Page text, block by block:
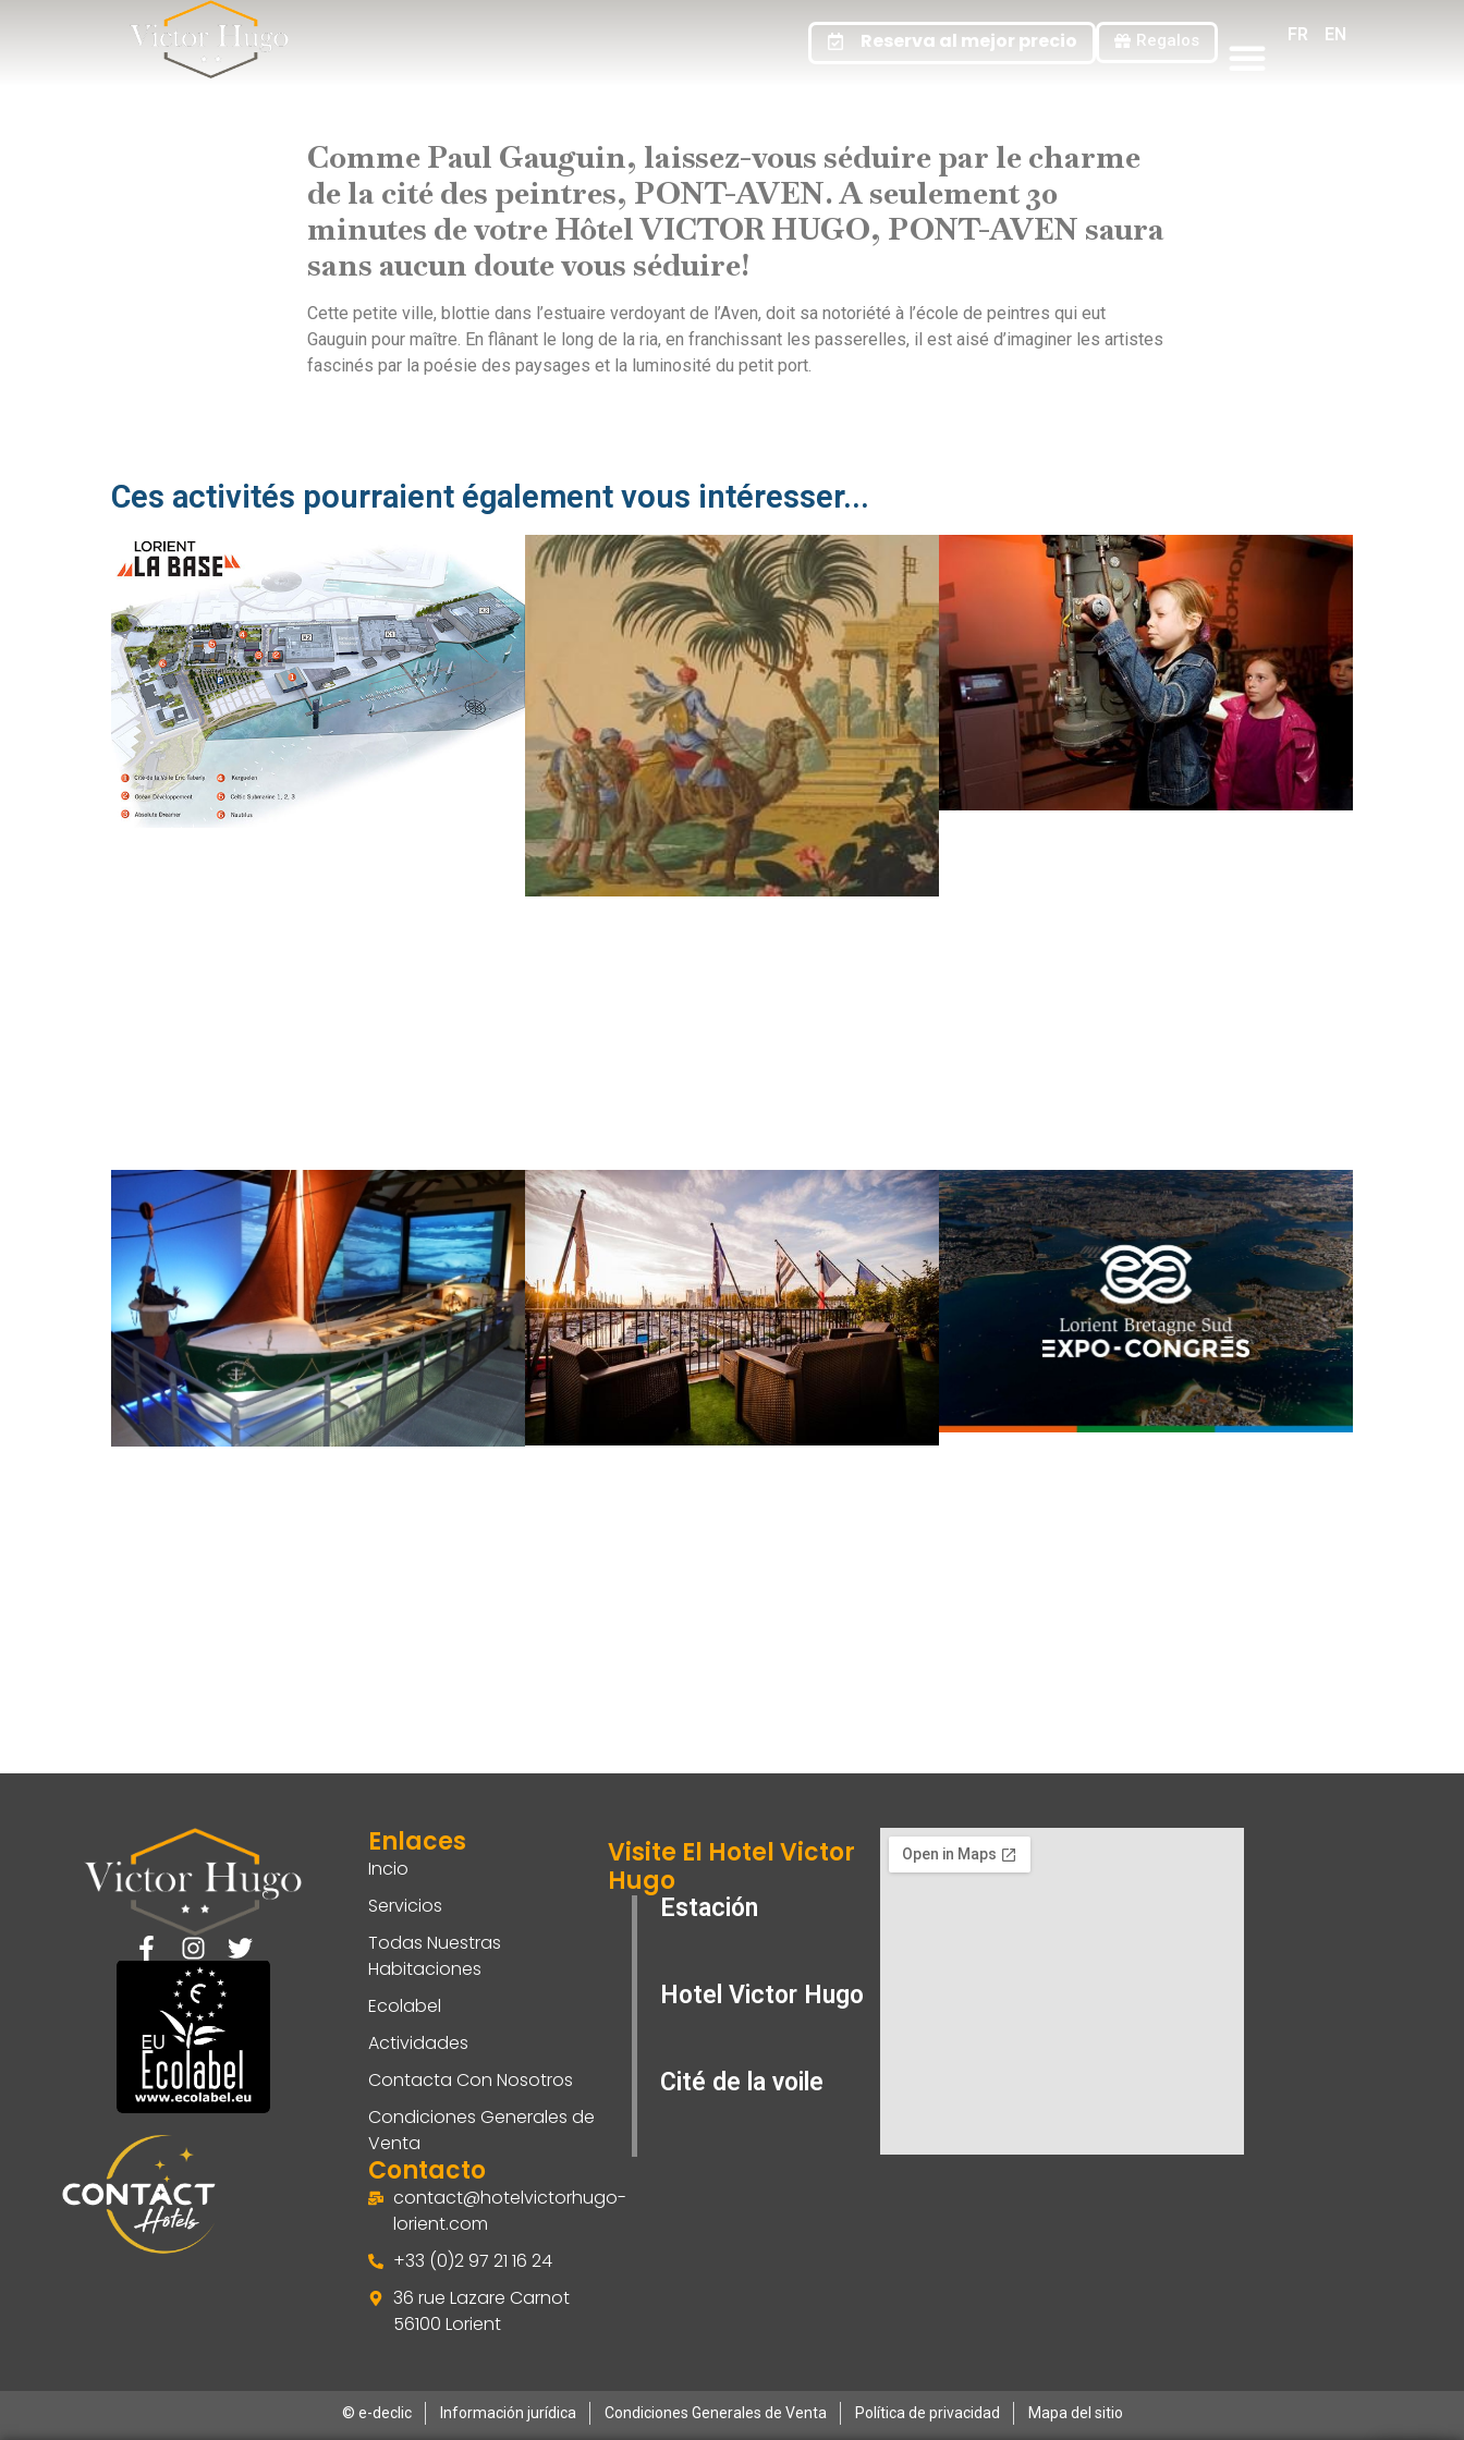
Reserva al mejor precio Regalos FR EN
Comme Paul Gauguin, laissez-vous séduire par le charme
de la cité des peintres, PONT-AVEN. A seulement 30
minutes de votre Hôtel VICTOR HUGO, PONT-AVEN saura
sans aucun doute vous séduire!
Cette petite ville, blottie dans l’estuaire verdoyant de l’Aven, doit sa notoriété à l’école de peintres qui eut
Gauguin pour maître. En flânant le long de la ria, en franchissant les passerelles, il est aisé d’imaginer les artistes
fascinés par la poésie des paysages et la luminosité du petit port.
Ces activités pourraient également vous intéresser...
Enlaces
Incio
Servicios
Todas Nuestras
Habitaciones
Ecolabel
Actividades
Contacta Con Nosotros
Condiciones Generales de
Venta
Contacto
contact@hotelvictorhugo-
lorient.com
+33 (0)2 97 21 16 24
36 rue Lazare Carnot
56100 Lorient
Visite El Hotel Victor
Hugo
Estación
Hotel Victor Hugo
Cité de la voile
© e-declic Información jurídica Condiciones Generales de Venta Política de privacidad Mapa del sitio
Cookies management panel